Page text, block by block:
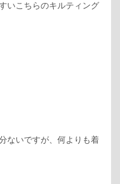
いこちらのキルティング
ないですが、何よりも着